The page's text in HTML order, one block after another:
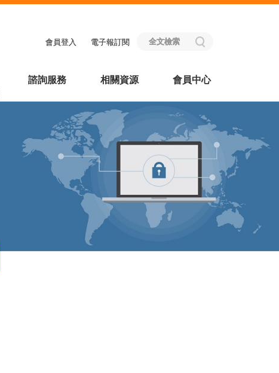
諮詢服務 相關資源 會員中心
會員登入 電子報訂閱